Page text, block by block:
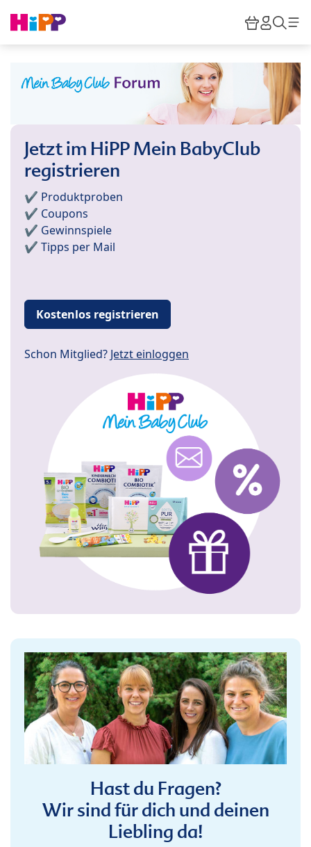
HiPP
Jetzt im HiPP Mein BabyClub
registrieren
✔️ Produktproben
✔️ Coupons
✔️ Gewinnspiele
✔️ Tipps per Mail
Kostenlos registrieren
Schon Mitglied? Jetzt einloggen
Hast du Fragen?
Wir sind für dich und deinen
Liebling da!